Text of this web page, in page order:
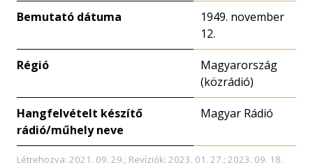
Bemutató dátuma
1949. november
12.
Régió
Magyarország
(közrádió)
Hangfelvételt készítő
rádió/műhely neve
Magyar Rádió
Létrehozva: 2021. 09. 29.; Revíziók: 2023. 01. 27.; 2023. 09. 18.